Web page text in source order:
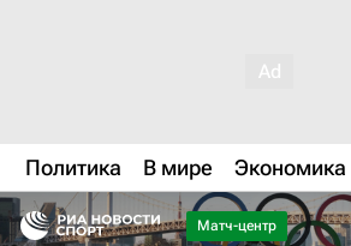
Политика В мире Экономика
Матч-центр